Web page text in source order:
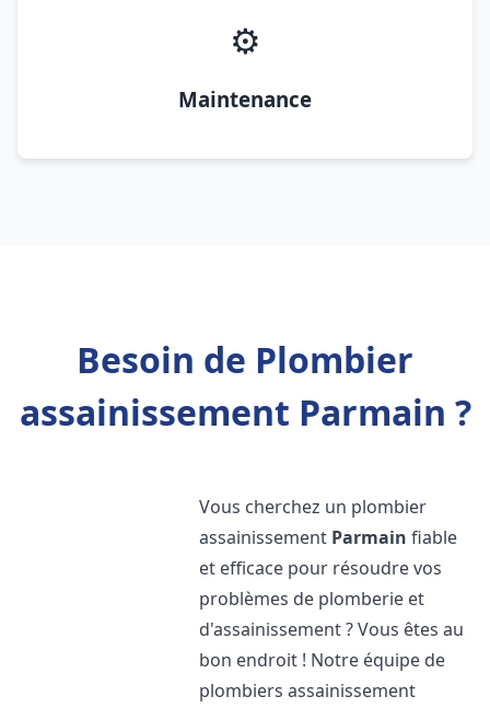
⚙️
Maintenance
Besoin de Plombier
assainissement Parmain ?
Vous cherchez un plombier
assainissement Parmain fiable
et efficace pour résoudre vos
problèmes de plomberie et
d'assainissement ? Vous êtes au
bon endroit ! Notre équipe de
plombiers assainissement